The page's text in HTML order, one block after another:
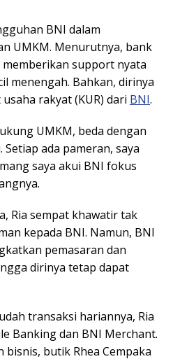
BNI dalam
UMKM. Menurutnya, bank
support nyata
menengah. Bahkan, dirinya
rakyat (KUR) dari BNI.
UMKM, beda dengan
ada pameran, saya
saya akui BNI fokus
Ria sempat khawatir tak
kepada BNI. Namun, BNI
pemasaran dan
dirinya tetap dapat
transaksi hariannya, Ria
Banking dan BNI Merchant.
butik Rhea Cempaka